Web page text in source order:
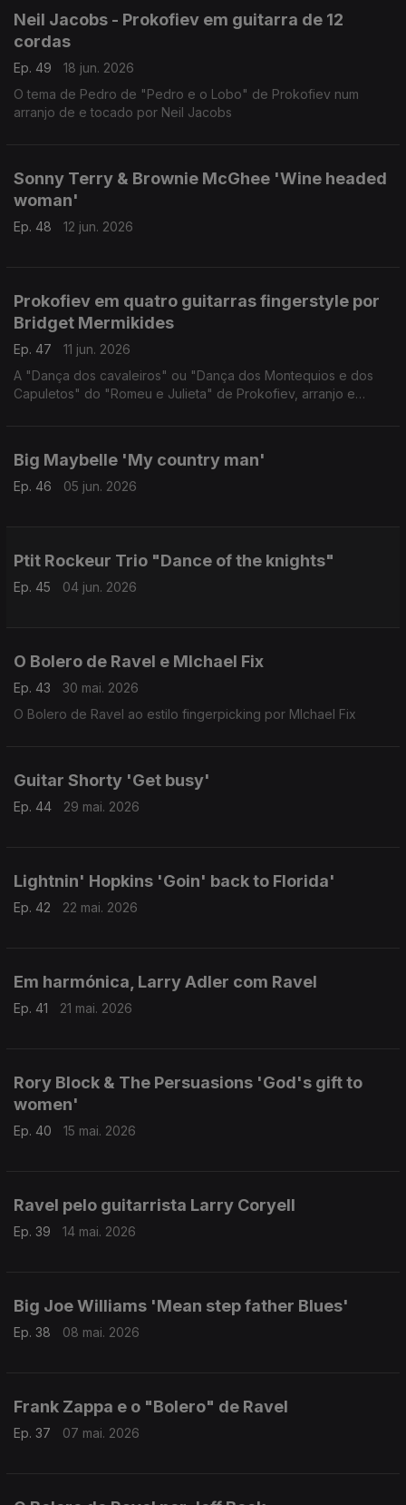
Neil Jacobs - Prokofiev em guitarra de 12
cordas
Ep. 49
18 jun. 2026
O tema de Pedro de "Pedro e o Lobo" de Prokofiev num
arranjo de e tocado por Neil Jacobs
Sonny Terry & Brownie McGhee 'Wine headed
woman'
Ep. 48 12 jun. 2026
Prokofiev em quatro guitarras fingerstyle por
Bridget Mermikides
Ep. 47
11 jun. 2026
A "Dança dos cavaleiros" ou "Dança dos Montequios e dos
Capuletos" do "Romeu e Julieta" de Prokofiev, arranjo e
Big Maybelle 'My country man'
Ep. 46 05 jun. 2026
Ptit Rockeur Trio "Dance of the knights"
Ep. 45 04 jun. 2026
O Bolero de Ravel e MIchael Fix
Ep. 43
30 mai. 2026
O Bolero de Ravel ao estilo fingerpicking por MIchael Fix
Guitar Shorty 'Get busy'
Ep. 44 29 mai. 2026
Lightnin' Hopkins 'Goin' back to Florida'
Ep. 42 22 mai. 2026
Em harmónica, Larry Adler com Ravel
Ep. 41 21 mai. 2026
Rory Block & The Persuasions 'God's gift to
women'
Ep. 40 15 mai. 2026
Ravel pelo guitarrista Larry Coryell
Ep. 39 14 mai. 2026
Big Joe Williams 'Mean step father Blues'
Ep. 38 08 mai. 2026
Frank Zappa e o "Bolero" de Ravel
Ep. 37 07 mai. 2026